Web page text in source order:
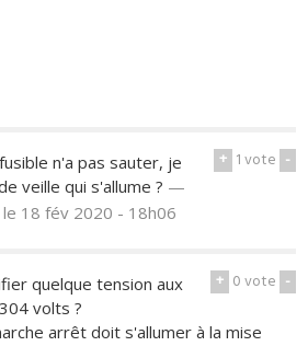
+ 1vote -
n'a pas sauter, je
veille qui s'allume ? —
le 18 fév 2020 - 18h06
+ 0vote -
quelque tension aux
volts ?
arrêt doit s'allumer à la mise